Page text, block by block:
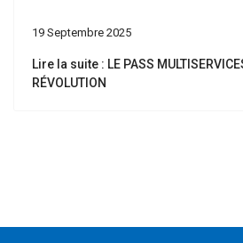
19 Septembre 2025
Lire la suite : LE PASS
RÉVOLUTION